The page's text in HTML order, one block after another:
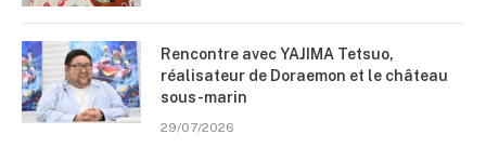
Rencontre avec YAJIMA Tetsuo,
réalisateur de Doraemon et le château
sous-marin
29/07/2026